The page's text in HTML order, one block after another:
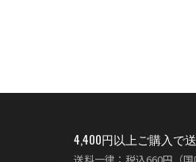
4,400円以上ご購入で